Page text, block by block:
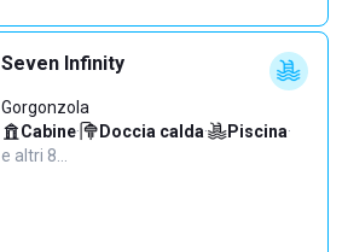
Seven Infinity
Gorgonzola
Cabine· Doccia calda· Piscina·
e altri 8…